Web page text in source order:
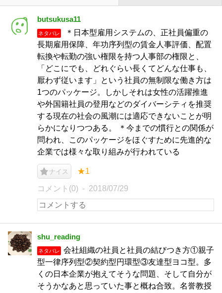
butsukusa11
ネタバレ
＊日本型雇用システムの、正社員偏重の
長期雇用保障、年功序列型の賃金人事評価、配置
転換や転勤の強い権限を持つ人事部の権限と、
「どこにでも、どれぐらい長くてどんな仕事も、
厭わず従います」という社員の無制限な働き方は
1つのパッケージ。しかしそれは女性の活躍推進
や外国籍社員の登用などのダイバーシティを推奨
する現在の社会の風潮には適応できないことが明
らかになりつつある。 ＊今までの慣行との関係が
問われ、このパッケージをほぐすために先進的な
企業では様々な取り組みが行われている
ナイス ★1
コメント(0) 2018/07/29
shu_reading
ネタバレ
会社組織の社員と社員の結びつき方①親子
型一律序列型②契約型円環型③友達型ヨコ型。多
くの日本企業が抱えてそうな問題、そして自分が
そうかなあと思っていた事と概ね合致。名誉教授